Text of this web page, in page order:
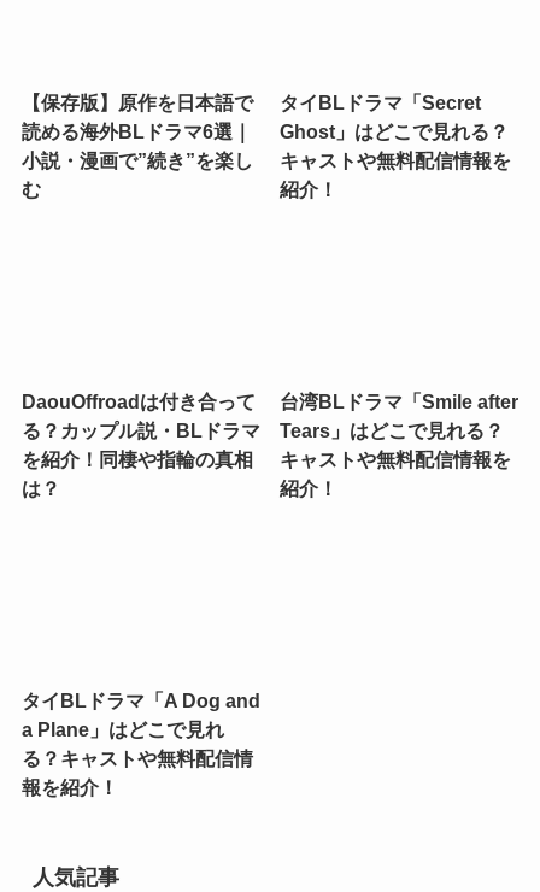
【保存版】原作を日本語で
読める海外BLドラマ6選｜
小説・漫画で”続き”を楽し
む
タイBLドラマ「Secret
Ghost」はどこで見れる？
キャストや無料配信情報を
紹介！
DaouOffroadは付き合って
る？カップル説・BLドラマ
を紹介！同棲や指輪の真相
は？
台湾BLドラマ「Smile after
Tears」はどこで見れる？
キャストや無料配信情報を
紹介！
タイBLドラマ「A Dog and
a Plane」はどこで見れ
る？キャストや無料配信情
報を紹介！
人気記事